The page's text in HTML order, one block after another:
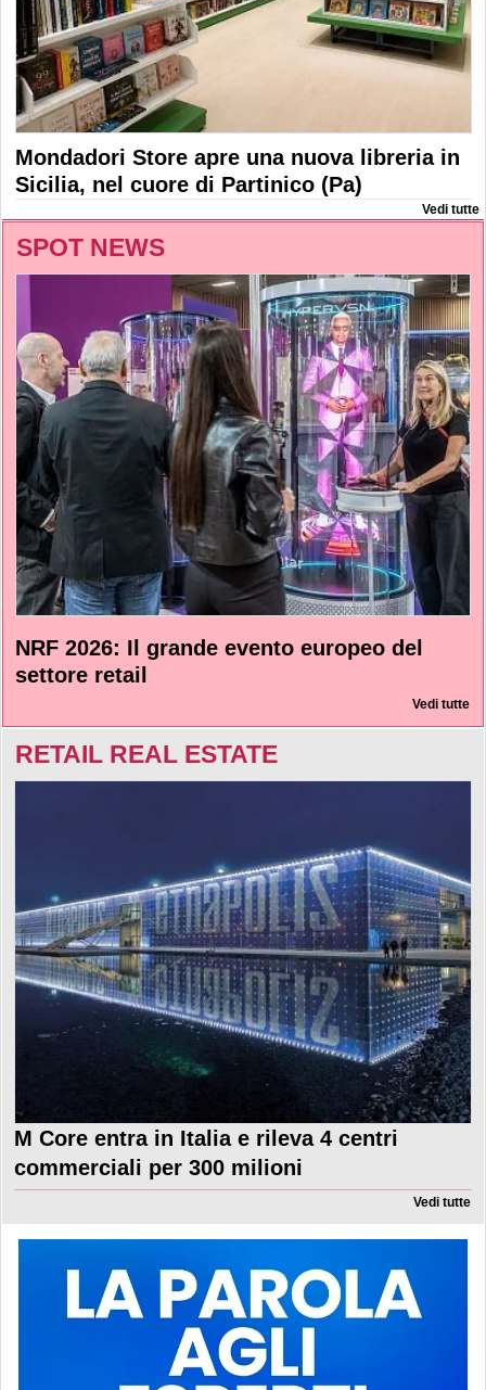
Mondadori Store apre una nuova libreria in
Sicilia, nel cuore di Partinico (Pa)
Vedi tutte
SPOT NEWS
NRF 2026: Il grande evento europeo del
settore retail
Vedi tutte
RETAIL REAL ESTATE
M Core entra in Italia e rileva 4 centri
commerciali per 300 milioni
Vedi tutte